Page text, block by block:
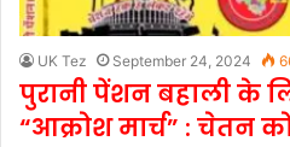
UK Tez September 24, 2024
पुरानी पेंशन बहाली के
“आक्रोश मार्च” : चेतन